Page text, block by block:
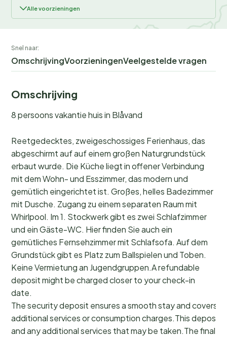
Alle voorzieningen
Snel naar:
OmschrijvingVoorzieningenVeelgestelde vragen
Omschrijving
8 persoons vakantie huis in Blåvand
Reetgedecktes, zweigeschossiges Ferienhaus, das
abgeschirmt auf auf einem großen Naturgrundstück
erbaut wurde. Die Küche liegt in offener Verbindung
mit dem Wohn- und Esszimmer, das modern und
gemütlich eingerichtet ist. Großes, helles Badezimmer
mit Dusche. Zugang zu einem separaten Raum mit
Whirlpool. Im 1. Stockwerk gibt es zwei Schlafzimmer
und ein Gäste-WC. Hier finden Sie auch ein
gemütliches Fernsehzimmer mit Schlafsofa. Auf dem
Grundstück gibt es Platz zum Ballspielen und Toben.
Keine Vermietung an Jugendgruppen.A refundable
deposit might be charged closer to your check-in
date.
The security deposit ensures a smooth stay and covers
additional services or consumption charges.This deposit
and any additional services that may be taken.The final